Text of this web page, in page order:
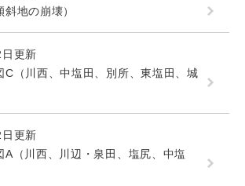
斜地の崩壊）
更新
C（川西、中塩田、別所、東塩田、城
更新
A（川西、川辺・泉田、塩尻、中塩